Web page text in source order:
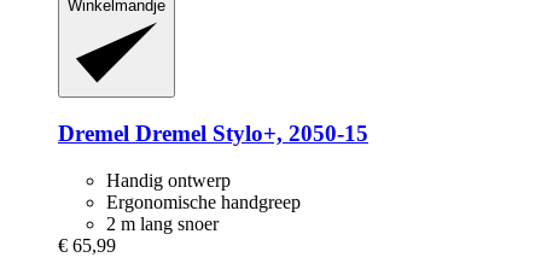
Winkelmandje
Dremel Dremel Stylo+, 2050-​15
Handig ontwerp
Ergonomische handgreep
2 m lang snoer
€ 65,99